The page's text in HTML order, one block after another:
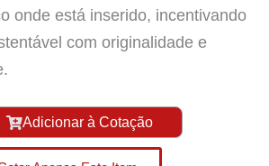
onde está inserido, incentivando
com originalidade e
Adicionar à Cotação